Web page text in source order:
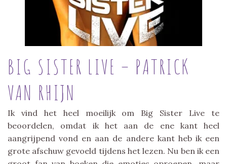
BIG SISTER LIVE – PATRICK
VAN RHIJN
Ik vind het heel moeilijk om Big Sister Live te
beoordelen, omdat ik het aan de ene kant heel
aangrijpend vond en aan de andere kant heb ik een
grote afschuw gevoeld tijdens het lezen. Nu ben ik een